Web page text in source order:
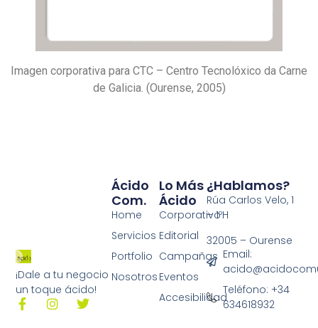
Imagen corporativa para CTC – Centro Tecnolóxico da Carne
de Galicia. (Ourense, 2005)
¡Dale a tu negocio
un toque ácido!
Lo Más
Ácido
Corporativo
Editorial
Campañas
Eventos
Accesibilidad
Ácido
Com.
Home
Servicios
Portfolio
Nosotros
¿Hablamos?
Rúa Carlos Velo, 1
– 1ºH
32005 – Ourense
Email:
Teléfono: +34
634618932